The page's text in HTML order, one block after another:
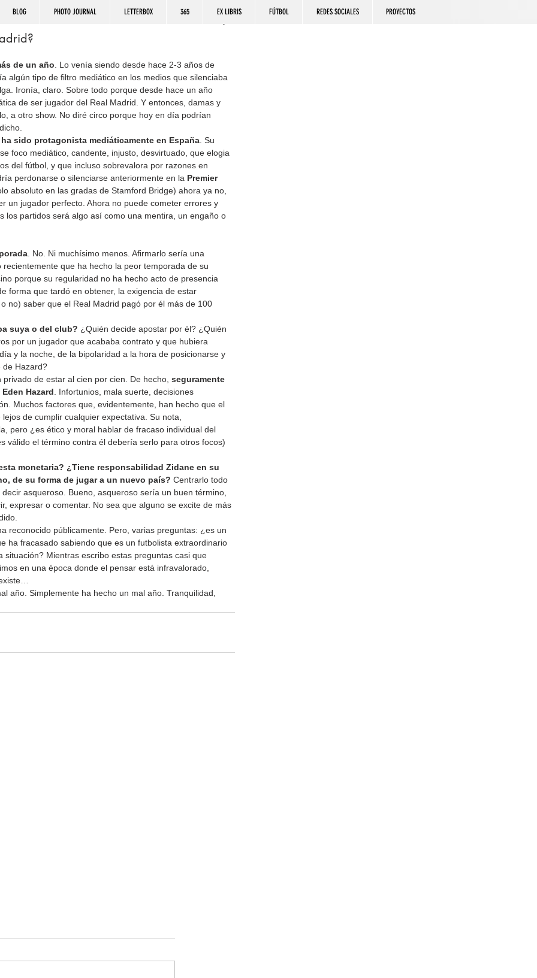
de un año . Lo venía siendo desde hace 2-3 años de
algún tipo de filtro mediático en los medios que silenciaba
Ironía, claro. Sobre todo porque desde hace un año
de ser jugador del Real Madrid. Y entonces, damas y
a otro show. No diré circo porque hoy en día podrían
sido protagonista mediáticamente en España . Su
foco mediático, candente, injusto, desvirtuado, que elogia
del fútbol, y que incluso sobrevalora por razones en
perdonarse o silenciarse anteriormente en la Premier
absoluto en las gradas de Stamford Bridge) ahora ya no,
un jugador perfecto. Ahora no puede cometer errores y
los partidos será algo así como una mentira, un engaño o
. No. Ni muchísimo menos. Afirmarlo sería una
que ha hecho la peor temporada de su
porque su regularidad no ha hecho acto de presencia
forma que tardó en obtener, la exigencia de estar
no) saber que el Real Madrid pagó por él más de 100
suya o del club? ¿Quién decide apostar por él? ¿Quién
por un jugador que acababa contrato y que hubiera
y la noche, de la bipolaridad a la hora de posicionarse y
de Hazard?
de estar al cien por cien. De hecho, seguramente
Hazard . Infortunios, mala suerte, decisiones
Muchos factores que, evidentemente, han hecho que el
de cumplir cualquier expectativa. Su nota,
pero ¿es ético y moral hablar de fracaso individual del
válido el término contra él debería serlo para otros focos)
monetaria? ¿Tiene responsabilidad Zidane en su
de su forma de jugar a un nuevo país? Centrarlo todo
asqueroso. Bueno, asqueroso sería un buen término,
expresar o comentar. No sea que alguno se excite de más
reconocido públicamente. Pero, varias preguntas: ¿es un
ha fracasado sabiendo que es un futbolista extraordinario
Mientras escribo estas preguntas casi que
en una época donde el pensar está infravalorado,
año. Simplemente ha hecho un mal año. Tranquilidad,
BLOG PHOTO JOURNAL LETTERBOX 365 EX LIBRIS FÚTBOL REDES SOCIALES PROYECTOS